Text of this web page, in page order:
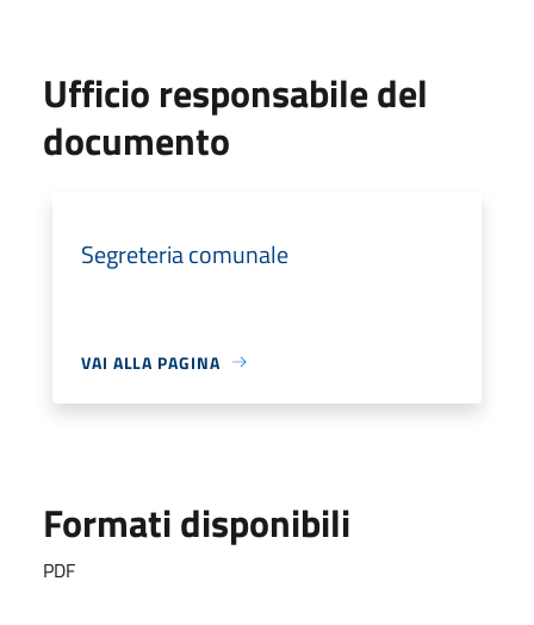
Ufficio responsabile del
documento
Segreteria comunale
VAI ALLA PAGINA
Formati disponibili
PDF